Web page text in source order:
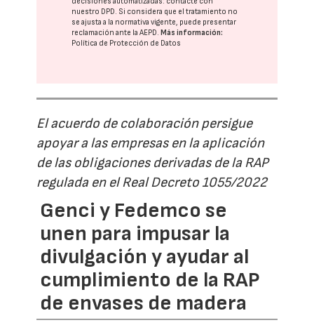
nuestro DPD. Si considera que el tratamiento no
se ajusta a la normativa vigente, puede presentar
reclamación ante laAEPD.Más información:
Política de Protección de Datos
El acuerdo de colaboración persigue
apoyar a las empresas en la aplicación
de las obligaciones derivadas de la RAP
regulada en el Real Decreto 1055/2022
Genci y Fedemco se
unen para impusar la
divulgación y ayudar al
cumplimiento de la RAP
de envases de madera